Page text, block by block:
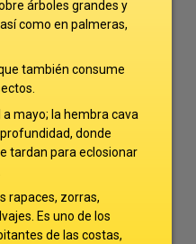
árboles grandes y
como en palmeras,
también consume
a mayo; la hembra cava
donde
tardan para eclosionar
rapaces, zorras,
Es uno de los
de las costas,